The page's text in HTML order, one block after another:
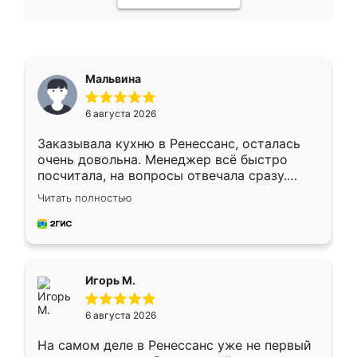
Мальвина
6 августа 2026
Заказывала кухню в Ренессанс, осталась
очень довольна. Менеджер всё быстро
посчитала, на вопросы отвечала сразу.
Замерщик приехал в субботу, подошёл к
делу со всей ответственностью. Собрали
за день, ребята работали аккуратно, даже
Читать полностью
Игорь М.
6 августа 2026
На самом деле в Ренессанс уже не первый